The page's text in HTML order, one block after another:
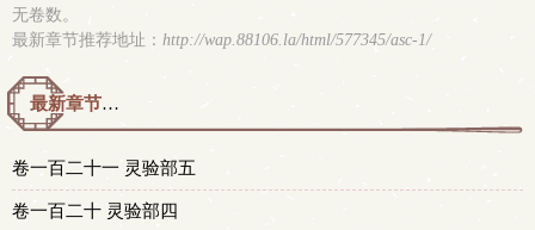
无卷数。
最新章节推荐地址： http://wap.88106.la/html/577345/asc-1/
最新章节预览 更新时间：2015-05-03T23:08:36
卷一百二十一 灵验部五
卷一百二十 灵验部四